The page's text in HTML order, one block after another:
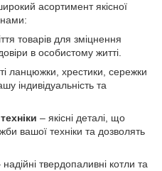
асортимент якісної
товарів для зміцнення
в особистому житті.
ланцюжки, хрестики, сережки
індивідуальність та
– якісні деталі, що
вашої техніки та дозволять
надійні твердопаливні котли та